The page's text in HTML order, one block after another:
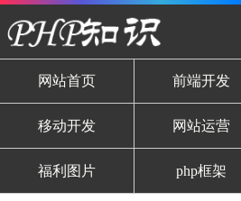
网站首页 前端开发
移动开发 网站运营
福利图片 php框架